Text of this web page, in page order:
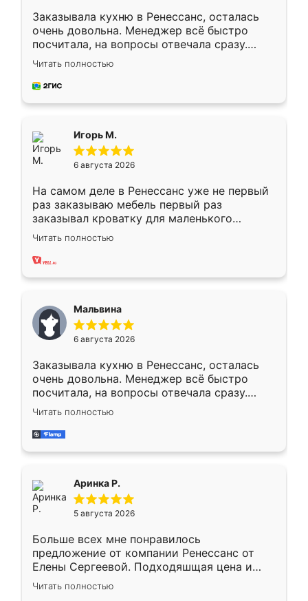
Заказывала кухню в Ренессанс, осталась
очень довольна. Менеджер всё быстро
посчитала, на вопросы отвечала сразу.
Замерщик приехал в субботу, подошёл к
делу со всей ответственностью. Собрали
за день, ребята работали аккуратно, даже
Читать полностью
Игорь М.
6 августа 2026
На самом деле в Ренессанс уже не первый
раз заказываю мебель первый раз
заказывал кроватку для маленького
ребёнка при его рождении ,во второй раз
заказал шкаф-купе. По качеству очень
хорошее сборка достаточно быстрая,
меньше, здесь же он более разнообразный.
Мне нравится ,если что-то потребуется из
мебели буду заказывать только здесь.
Читать полностью
Мальвина
6 августа 2026
Заказывала кухню в Ренессанс, осталась
очень довольна. Менеджер всё быстро
посчитала, на вопросы отвечала сразу.
Замерщик приехал в субботу, подошёл к
делу со всей ответственностью. Собрали
за день, ребята работали аккуратно, даже
Читать полностью
Аринка Р.
5 августа 2026
Больше всех мне понравилось
предложение от компании Ренессанс от
Елены Сергеевой. Подходяшщая цена и
короткие сроки изготовления. Приехавший
для замера сотрудник Владислав
Читать полностью